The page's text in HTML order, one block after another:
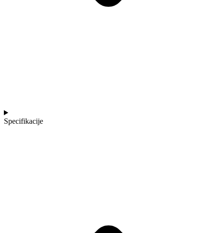
Specifikacije